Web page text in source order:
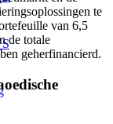
te
van 6,5
de totale
geherfinancierd.